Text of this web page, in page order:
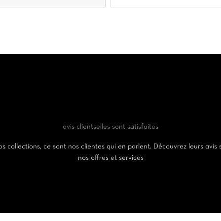
avis clientselles sont satisfaites
collections, ce sont nos clientes qui en parlent. Découvrez leurs avis
nos offres et services